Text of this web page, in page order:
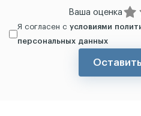
Ваша оценка
Я согласен сусловиями
персональных данных